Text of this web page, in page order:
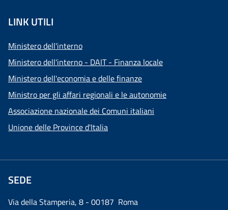
LINK UTILI
Ministero dell'interno
Ministero dell'interno - DAIT - Finanza locale
Ministero dell'economia e delle finanze
Ministro per gli affari regionali e le autonomie
Associazione nazionale dei Comuni italiani
Unione delle Province d'Italia
SEDE
Via della Stamperia, 8 - 00187 Roma